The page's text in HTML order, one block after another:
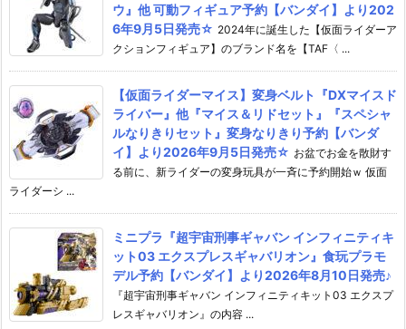
ウ』他 可動フィギュア予約【バンダイ】より202
6年9月5日発売☆ 2024年に誕生した【仮面ライダーア
クションフィギュア】のブランド名を【TAF〈 ...
【仮面ライダーマイス】変身ベルト『DXマイスド
ライバー』他『マイス＆リドセット』『スペシャ
ルなりきりセット』変身なりきり予約【バンダ
イ】より2026年9月5日発売☆ お盆でお金を散財す
る前に、新ライダーの変身玩具が一斉に予約開始ｗ 仮面
ライダーシ ...
ミニプラ『超宇宙刑事ギャバン インフィニティキ
ット03 エクスプレスギャバリオン』食玩プラモ
デル予約【バンダイ】より2026年8月10日発売♪
『超宇宙刑事ギャバン インフィニティキット03 エクスプ
レスギャバリオン』の内容 ...